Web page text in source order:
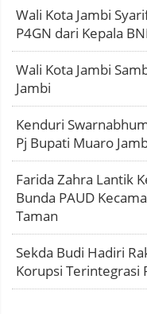
Wali Kota Jambi
P4GN dari Kepala
Wali Kota Jambi
Jambi
Kenduri
Pj Bupati Muaro
Farida Zahra Lantik
Bunda PAUD
Taman
Sekda Budi Hadiri
Korupsi Terintegrasi